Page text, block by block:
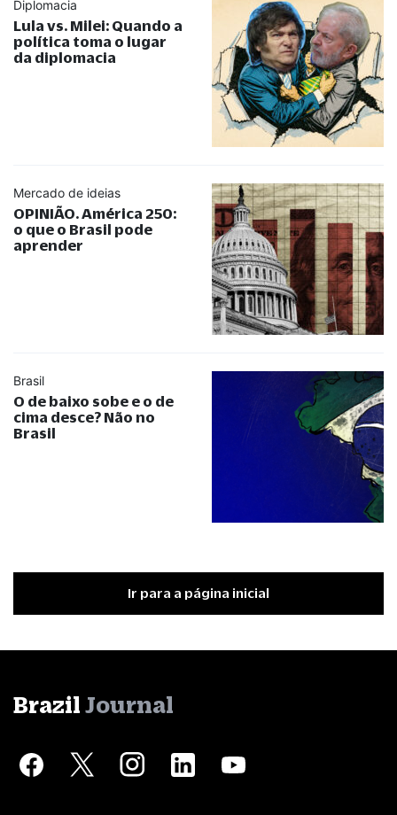
Diplomacia
Lula vs. Milei: Quando a
política toma o lugar
da diplomacia
Mercado de ideias
OPINIÃO. América 250:
o que o Brasil pode
aprender
Brasil
O de baixo sobe e o de
cima desce? Não no
Brasil
Ir para a página inicial
Brazil Journal